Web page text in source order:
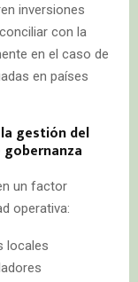
inversiones
con la
en el caso de
en países
gestión del
un factor
operativa:
locales